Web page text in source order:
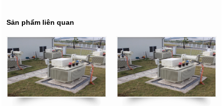
Sản phẩm liên quan